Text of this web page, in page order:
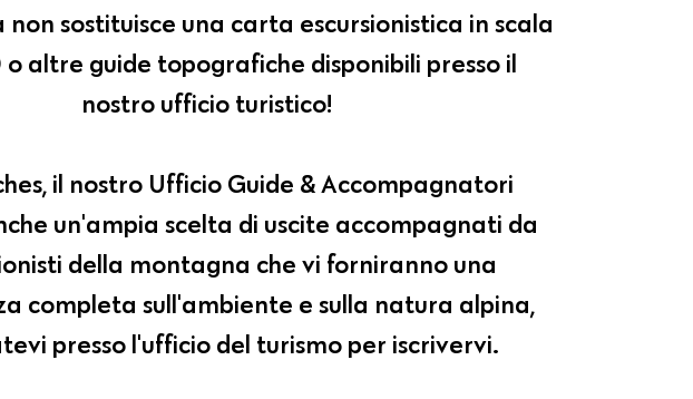
sostituisce una carta escursionistica in scala
altre guide topografiche disponibili presso il
nostro ufficio turistico!
il nostro Ufficio Guide & Accompagnatori
un'ampia scelta di uscite accompagnati da
della montagna che vi forniranno una
completa sull'ambiente e sulla natura alpina,
presso l'ufficio del turismo per iscrivervi.